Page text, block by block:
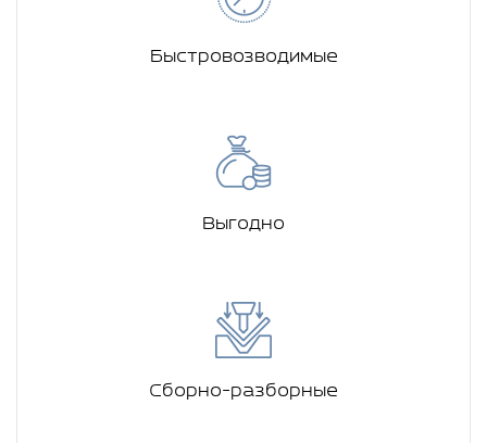
Быстровозводимые
Выгодно
Сборно-разборные